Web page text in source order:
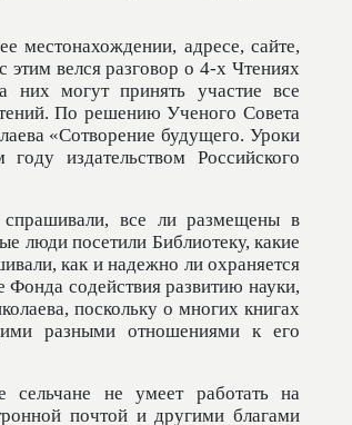
местонахождении, адресе, сайте,
велся разговор о 4-х Чтениях
могут принять участие все
По решению Ученого Совета
«Сотворение будущего. Уроки
издательством Российского
спрашивали, все ли размещены в
люди посетили Библиотеку, какие
как и надежно ли охраняется
содействия развитию науки,
поскольку о многих книгах
разными отношениями к его
сельчане не умеет работать на
почтой и другими благами